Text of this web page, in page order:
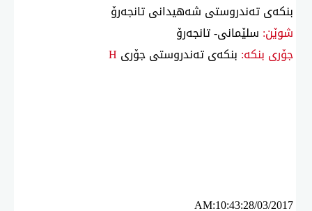
بنكەی تەندروستی شەهیدانی تانجەرۆ
شوێن: سلێمانی- تانجەرۆ
جۆری بنكە: بنكەی تەندروستی جۆری H
AM:10:43:28/03/2017